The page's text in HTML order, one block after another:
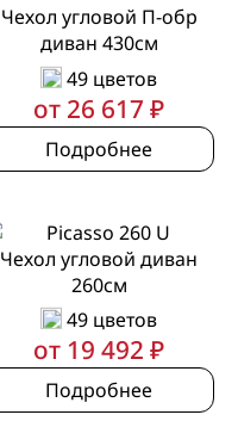
Чехол угловой П-обр
диван 430см
49 цветов
от 26 617 ₽
Подробнее
Чехол угловой диван
260см
49 цветов
от 19 492 ₽
Подробнее